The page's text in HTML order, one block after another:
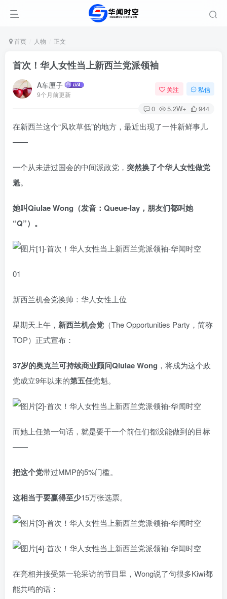
首页 人物 正文
首次！华人女性当上新西兰党派领袖
A车厘子
9个月前更新
关注 私信
0 5.2W+ 944
在新西兰这个“风吹草低”的地方，最近出现了一件新鲜事儿
——
一个从未进过国会的中间派政党， 突然换了个华人女性做党
魁。
她叫Qiulae Wong（发音：Queue-lay，朋友们都叫她
“Q”）。
01
新西兰机会党换帅：华人女性上位
星期天上午， 新西兰机会党 （The Opportunities Party，简称
TOP）正式宣布：
37岁的奥克兰可持续商业顾问Qiulae Wong ，将成为这个政
党成立9年以来的第五任党魁。
而她上任第一句话，就是要干一个前任们都没能做到的目标
——
把这个党带过MMP的5%门槛。
这相当于要赢得至少15万张选票。
在亮相并接受第一轮采访的节目里，Wong说了句很多Kiwi都
能共鸣的话：